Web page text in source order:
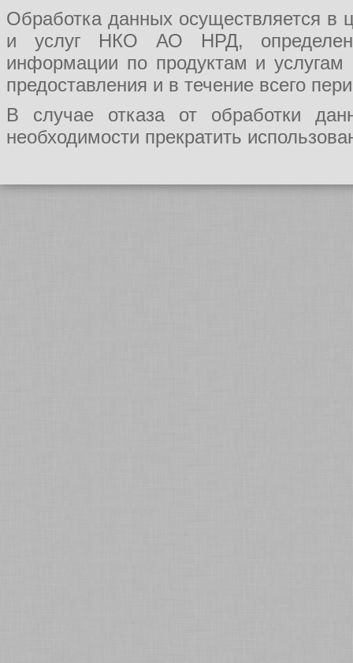
Обработка данных осуществляется в
и услуг НКО АО НРД, определения
информации по продуктам и
предоставления и в течение всего
В случае отказа от обработки
необходимости прекратить